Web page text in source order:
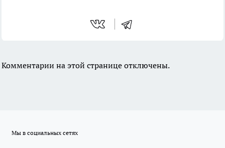
Комментарии на этой странице отключены.
Мы в социальных сетях